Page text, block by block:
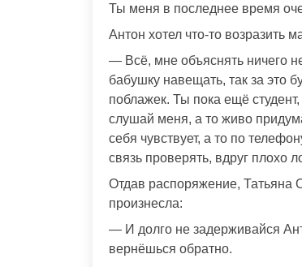
Ты меня в последнее время
Антон хотел что-то возразить
— Всё, мне объяснять ничего
бабушку навещать, так за это
поблажек. Ты пока ещё
слушай меня, а то живо
себя чувствует, а то по
связь проверять, вдруг плохо
Отдав распоряжение, Татьяна
произнесла:
— И долго не задерживайся
вернёшься обратно.